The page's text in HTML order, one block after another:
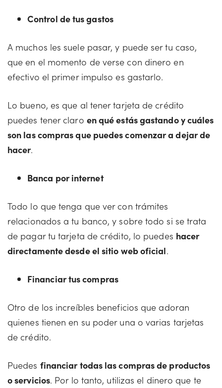
Control de tus gastos
A muchos les suele pasar, y puede ser tu caso,
que en el momento de verse con dinero en
efectivo el primer impulso es gastarlo.
Lo bueno, es que al tener tarjeta de crédito
puedes tener claro en qué estás gastando y cuáles
son las compras que puedes comenzar a dejar de
hacer.
Banca por internet
Todo lo que tenga que ver con trámites
relacionados a tu banco, y sobre todo si se trata
de pagar tu tarjeta de crédito, lo puedes hacer
directamente desde el sitio web oficial.
Financiar tus compras
Otro de los increíbles beneficios que adoran
quienes tienen en su poder una o varias tarjetas
de crédito.
Puedes financiar todas las compras de productos
o servicios. Por lo tanto, utilizas el dinero que te